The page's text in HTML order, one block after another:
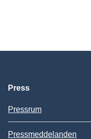
Press
Pressrum
Pressmeddelanden